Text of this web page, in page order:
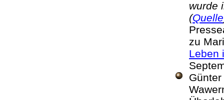
wurde
(Quelle
zu
Leben
Günter